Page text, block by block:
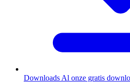
Downloads Al onze gratis